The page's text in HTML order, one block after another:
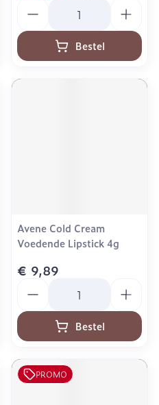
Bestel
Avene Cold Cream
Voedende Lipstick 4g
€ 9,89
Bestel
PROMO